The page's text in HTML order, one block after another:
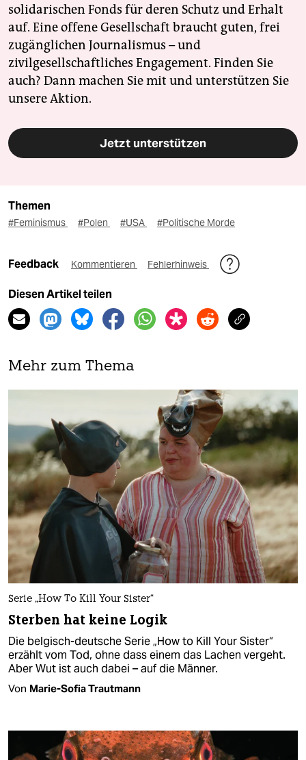
solidarischen Fonds für deren Schutz und Erhalt
auf. Eine offene Gesellschaft braucht guten, frei
zugänglichen Journalismus – und
zivilgesellschaftliches Engagement. Finden Sie
auch? Dann machen Sie mit und unterstützen Sie
unsere Aktion.
Jetzt unterstützen
Themen
#Feminismus #Polen #USA #Politische Morde
Feedback Kommentieren Fehlerhinweis
Diesen Artikel teilen
Mehr zum Thema
Serie „How To Kill Your Sister“
Sterben hat keine Logik
Die belgisch-deutsche Serie „How to Kill Your Sister“
erzählt vom Tod, ohne dass einem das Lachen vergeht.
Aber Wut ist auch dabei – auf die Männer.
Von Marie-Sofia Trautmann